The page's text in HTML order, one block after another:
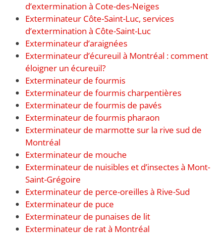
d’extermination à Cote-des-Neiges
Exterminateur Côte-Saint-Luc, services
d’extermination à Côte-Saint-Luc
Exterminateur d’araignées
Exterminateur d’écureuil à Montréal : comment
éloigner un écureuil?
Exterminateur de fourmis
Exterminateur de fourmis charpentières
Exterminateur de fourmis de pavés
Exterminateur de fourmis pharaon
Exterminateur de marmotte sur la rive sud de
Montréal
Exterminateur de mouche
Exterminateur de nuisibles et d’insectes à Mont-
Saint-Grégoire
Exterminateur de perce-oreilles à Rive-Sud
Exterminateur de puce
Exterminateur de punaises de lit
Exterminateur de rat à Montréal